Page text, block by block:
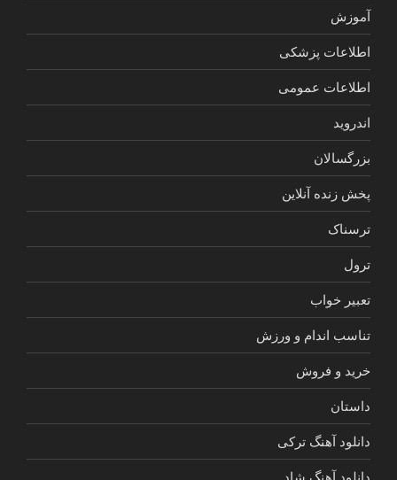
آموزش
اطلاعات پزشکی
اطلاعات عمومی
اندروید
بزرگسالان
پخش زنده آنلاین
ترسناک
ترول
تعبیر خواب
تناسب اندام و ورزش
خرید و فروش
داستان
دانلود آهنگ ترکی
دانلود آهنگ شاد